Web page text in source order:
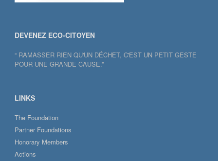
DEVENEZ ECO-CITOYEN
“ RAMASSER RIEN QU'UN DÉCHET, C'EST UN PETIT GESTE
POUR UNE GRANDE CAUSE.”
LINKS
The Foundation
Partner Foundations
Honorary Members
Actions